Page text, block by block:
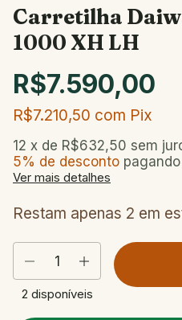
Carretilha
1000 XH LH
R$7.590,00
R$7.210,50 com Pix
12 x de R$632,50 sem
5% de desconto
Ver mais detalhes
Restam apenas 2 em
2 disponíveis